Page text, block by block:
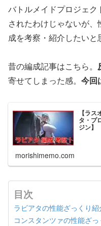
バトルメイドプロジェ
されたわけじゃないが
成を考察・紹介したいと
昔の編成記事はこちら。
寄せてしまった感。 今回
【ラ
タ・プ
ジン】
morishimemo.com
目次
ラビアタの性能ざっくり紹
コンスタンツァの性能ざ